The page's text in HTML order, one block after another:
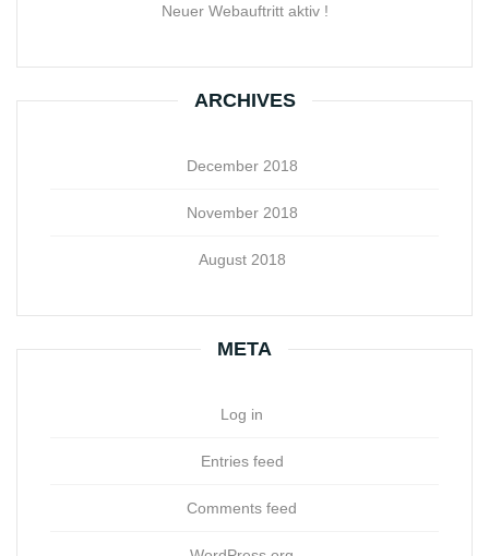
Neuer Webauftritt aktiv !
ARCHIVES
December 2018
November 2018
August 2018
META
Log in
Entries feed
Comments feed